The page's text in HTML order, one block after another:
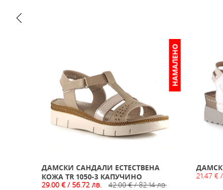
НАМАЛЕНО
ДАМСКИ САНДАЛИ ЕСТЕСТВЕНА
КОЖА TR 1050-3 КАПУЧИНО
29.00 € / 56.72 лв.
42.00 € / 82.14 лв.
21.47 €